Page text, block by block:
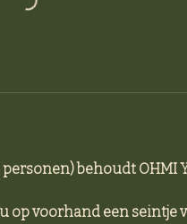
behoudt OHMI
op voorhand een seintje